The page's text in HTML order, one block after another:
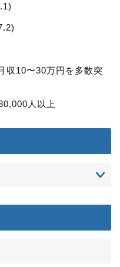
収10〜30万円を多数突
人以上